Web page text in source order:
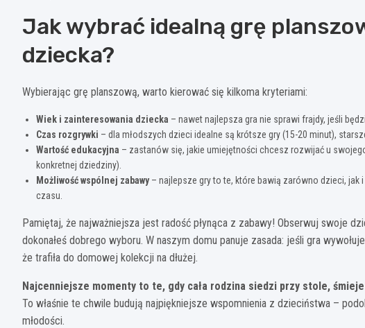
Jak wybrać idealną grę
dziecka?
Wybierając grę planszową, warto kierować się kilkoma kryteriami:
Wiek i zainteresowania dziecka – nawet najlepsza gra nie sprawi frajdy, jeśli
Czas rozgrywki – dla młodszych dzieci idealne są krótsze gry (15-20 minut),
Wartość edukacyjna – zastanów się, jakie umiejętności chcesz rozwijać u
konkretnej dziedziny).
Możliwość wspólnej zabawy– najlepsze gry to te, które bawią zarówno dzieci,
czasu.
Pamiętaj, że najważniejsza jest radość płynąca z zabawy! Obserwuj swoje
dokonałeś dobrego wyboru. W naszym domu panuje zasada: jeśli gra
że trafiła do domowej kolekcji na dłużej.
Najcenniejsze momenty to te, gdy cała rodzina siedzi przy stole,
To właśnie te chwile budują najpiękniejsze wspomnienia z dzieciństwa –
młodości.